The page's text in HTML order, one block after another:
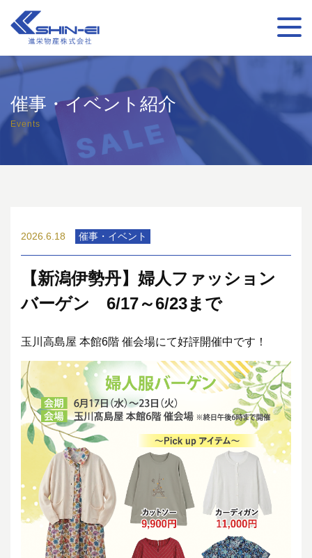
催事・イベント紹介
Events
2026.6.18 催事・イベント
【新潟伊勢丹】婦人ファッション
バーゲン 6/17～6/23まで
玉川高島屋 本館6階 催会場にて好評開催中です！